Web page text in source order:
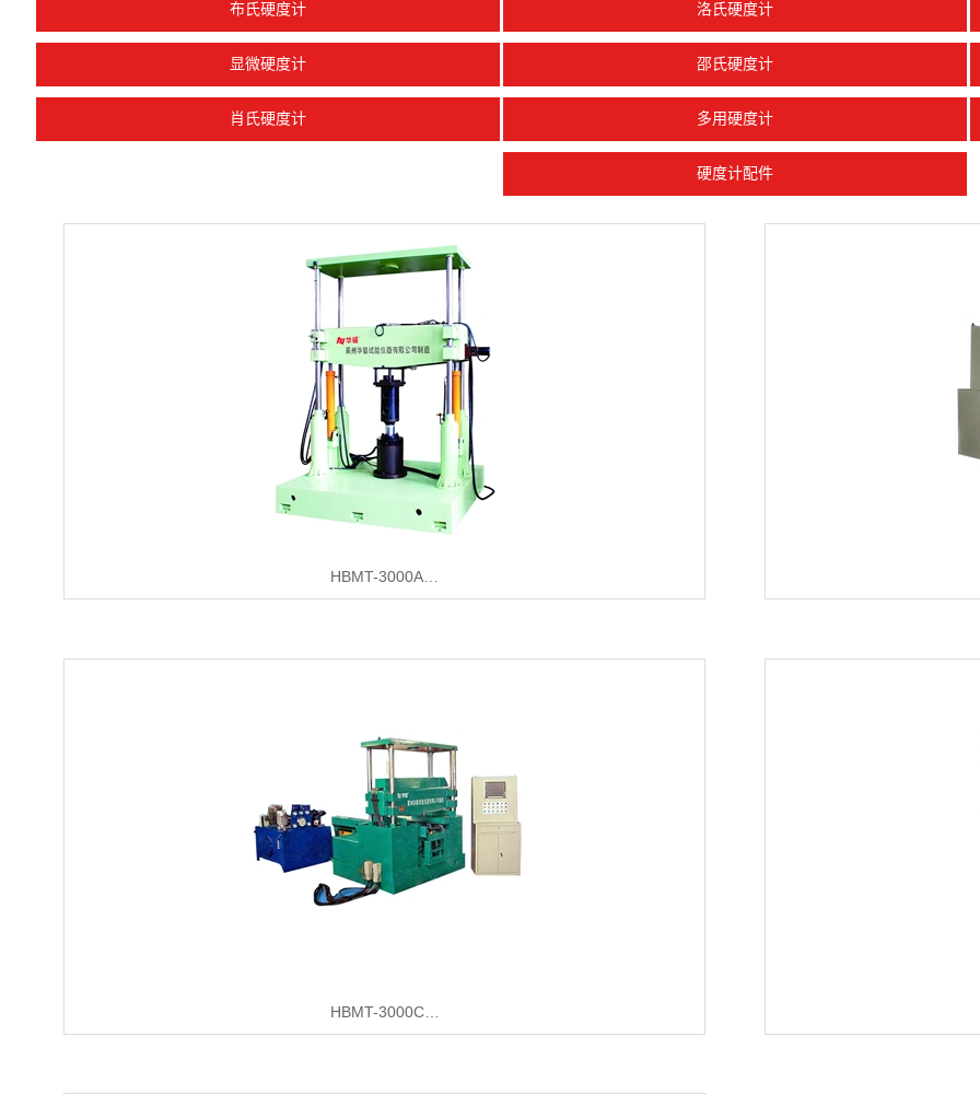
布氏硬度计 洛氏硬度计
显微硬度计 邵氏硬度计
肖氏硬度计 多用硬度计
硬度计配件
HBMT-3000A…
HBMT-3000C…